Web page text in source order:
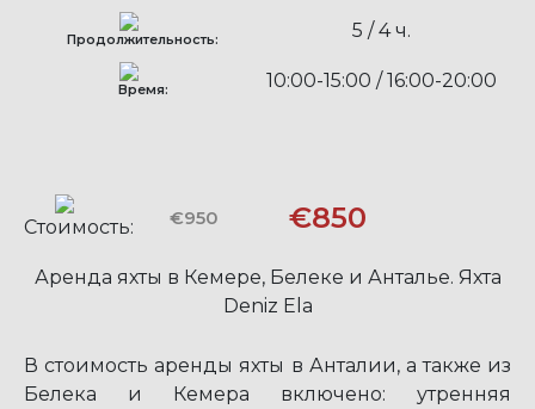
Продолжительность: 5 / 4 ч.
Время: 10:00-15:00 / 16:00-20:00
Стоимость: €950 €850
Аренда яхты в Кемере, Белеке и Анталье. Яхта
Deniz Ela
В стоимость аренды яхты в Анталии, а также из
Белека и Кемера включено: утренняя